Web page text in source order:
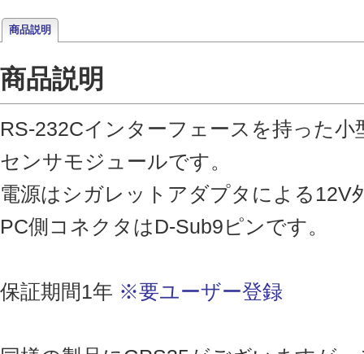
商品説明
商品説明
RS-232Cインターフェースを持った小
センサモジュールです。
電源はシガレットアダプタによる12V
PC側コネクタはD-Sub9ピンです。
保証期間1年 ※要ユーザー登録